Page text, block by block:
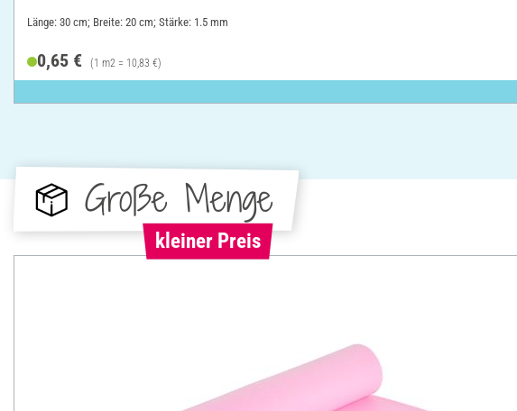
Länge: 30 cm; Breite: 20 cm; Stärke: 1.5 mm
0,65 € (1 m2 = 10,83 €)
Große Menge
kleiner Preis